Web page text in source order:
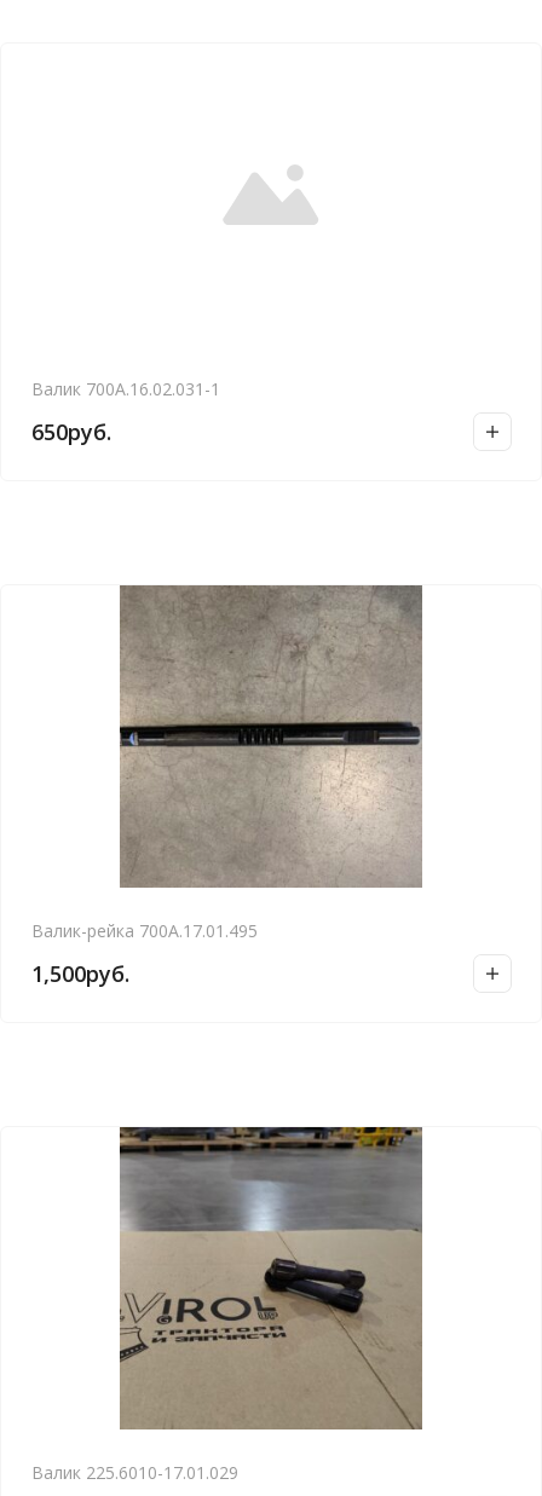
Валик 700А.16.02.031-1
650руб.
Валик-рейка 700А.17.01.495
1,500руб.
Валик 225.6010-17.01.029